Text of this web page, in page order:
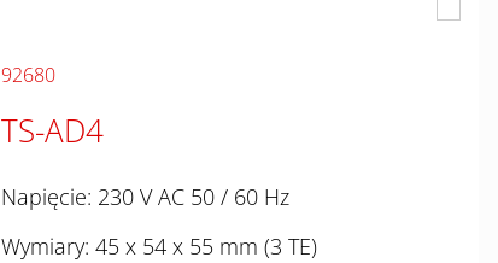
92680
TS-AD4
Napięcie: 230 V AC 50 / 60 Hz
Wymiary: 45 x 54 x 55 mm (3 TE)